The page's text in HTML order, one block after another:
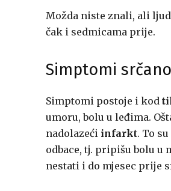
Možda niste znali, ali
čak i sedmicama prije.
Simptomi
Simptomi postoje i kod
umoru, bolu u leđima.
nadolazeći infarkt. To
odbace, tj. pripišu bolu u
nestati i do mjesec prije